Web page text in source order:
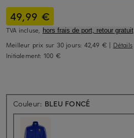
49,99 €
TVA incluse, hors frais de port, retour gratuit
Meilleur prix sur 30 jours: 42,49 € | Détails
Initialement: 100 €
Couleur: BLEU FONCÉ